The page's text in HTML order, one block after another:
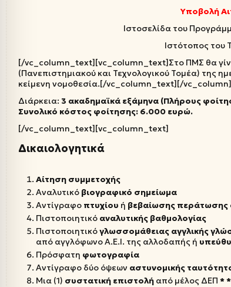
Υποβολή
Ιστοσελίδα του
Ιστότοπος του
[/vc_column_text][vc_column_text]Στο ΠΜΣ θα
(Πανεπιστημιακού και Τεχνολογικού Τομέα) της
κείμενη νομοθεσία.[/vc_column_text][/
Διάρκεια: 3 ακαδημαϊκά εξάμηνα (Πλήρους
Συνολικό κόστος φοίτησης: 6.000 ευρώ.
[/vc_column_text][vc_column_text]
Δικαιολογητικά
Αίτηση συμμετοχής
Αναλυτικό βιογραφικό σημείωμα
Αντίγραφο πτυχίου ή βεβαίωσης περάτωσης
Πιστοποιητικό αναλυτικής βαθμολογίας
Πιστοποιητικόγλωσσομάθειας αγγλικής
από αγγλόφωνο Α.Ε.Ι. της αλλοδαπής ή
Πρόσφατη φωτογραφία
Αντίγραφο δύο όψεων αστυνομικής
Μια (1) συστατική επιστολή από μέλος ΔΕΠ * *